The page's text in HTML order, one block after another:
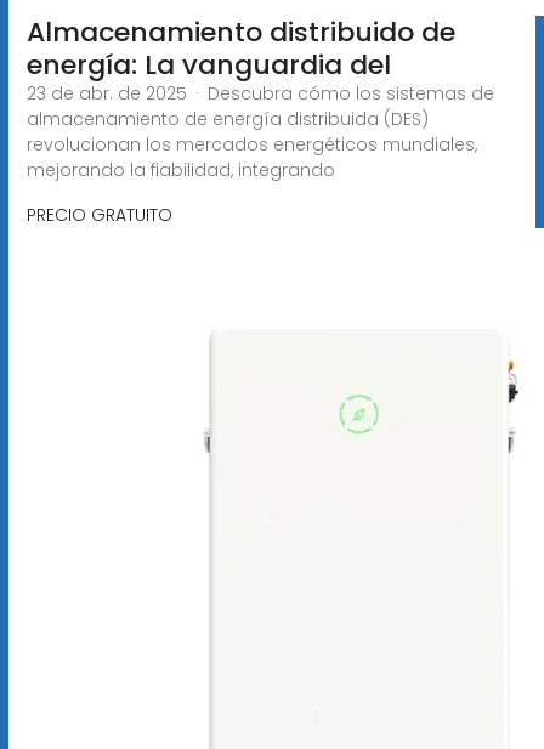
Almacenamiento distribuido de
energía: La vanguardia del
23 de abr. de 2025 · Descubra cómo los sistemas de
almacenamiento de energía distribuida (DES)
revolucionan los mercados energéticos mundiales,
mejorando la fiabilidad, integrando
PRECIO GRATUITO